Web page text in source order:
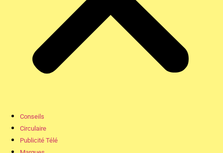
Conseils
Circulaire
Publicité Télé